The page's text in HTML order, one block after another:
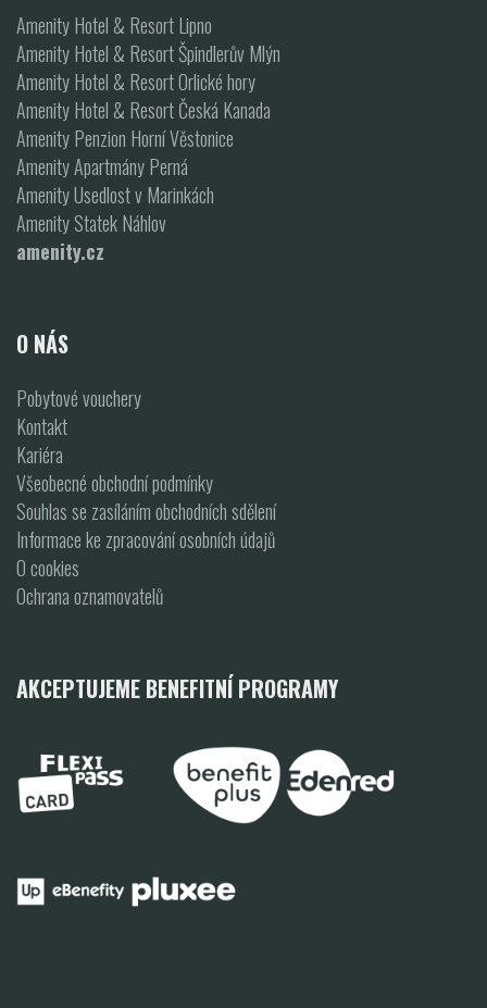
Amenity Hotel & Resort Lipno
Amenity Hotel & Resort Špindlerův Mlýn
Amenity Hotel & Resort Orlické hory
Amenity Hotel & Resort Česká Kanada
Amenity Penzion Horní Věstonice
Amenity Apartmány Perná
Amenity Usedlost v Marinkách
Amenity Statek Náhlov
amenity.cz
O NÁS
Pobytové vouchery
Kontakt
Kariéra
Všeobecné obchodní podmínky
Souhlas se zasíláním obchodních sdělení
Informace ke zpracování osobních údajů
O cookies
Ochrana oznamovatelů
AKCEPTUJEME BENEFITNÍ PROGRAMY